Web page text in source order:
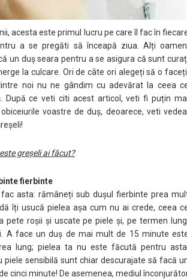
acesta este primul lucru pe care îl fac în
a se pregăti să înceapă ziua. Alți
un duș seara pentru a se asigura că sunt
la culcare. Ori de câte ori alegeți să o
noi nu ne gândim cu adevărat la ceea
După ce veti citi acest articol, veti fi puțin
voastre de duș, deoarece, veti
greșeli ai făcut?
fierbinte
asta: rămâneți sub dușul fierbinte prea
îți usucă pielea așa cum nu ai crede, ceea
pete roșii și uscate pe piele și, pe termen
A face un duș de mai mult de 15 minute
lung; pielea ta nu este făcută pentru
piele sensibilă sunt chiar descurajate să facă
cinci minute! De asemenea, mediul